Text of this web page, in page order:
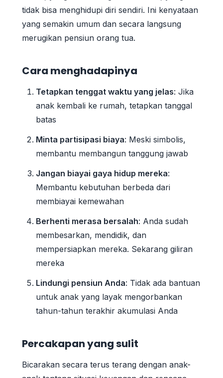
tidak bisa menghidupi diri sendiri. Ini kenyataan
yang semakin umum dan secara langsung
merugikan pensiun orang tua.
Cara menghadapinya
Tetapkan tenggat waktu yang jelas: Jika
anak kembali ke rumah, tetapkan tanggal
batas
Minta partisipasi biaya: Meski simbolis,
membantu membangun tanggung jawab
Jangan biayai gaya hidup mereka:
Membantu kebutuhan berbeda dari
membiayai kemewahan
Berhenti merasa bersalah: Anda sudah
membesarkan, mendidik, dan
mempersiapkan mereka. Sekarang giliran
mereka
Lindungi pensiun Anda: Tidak ada bantuan
untuk anak yang layak mengorbankan
tahun-tahun terakhir akumulasi Anda
Percakapan yang sulit
Bicarakan secara terus terang dengan anak-